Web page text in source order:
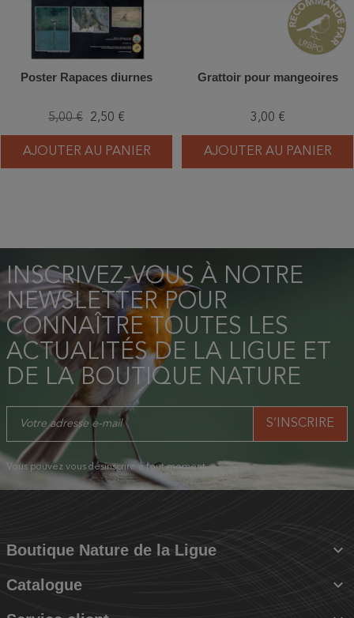
Poster Rapaces diurnes
5,00 € 2,50 €
AJOUTER AU PANIER
Grattoir pour mangeoires
3,00 €
AJOUTER AU PANIER
INSCRIVEZ-VOUS À NOTRE
NEWSLETTER POUR
CONNAÎTRE TOUTES LES
ACTUALITÉS DE LA LIGUE ET
DE LA BOUTIQUE NATURE
Vous pouvez vous désinscrire à tout moment.
Boutique Nature de la Ligue 
Catalogue 